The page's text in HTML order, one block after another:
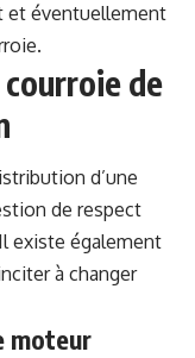
et éventuellement
de
d’une
de respect
existe également
à changer
moteur